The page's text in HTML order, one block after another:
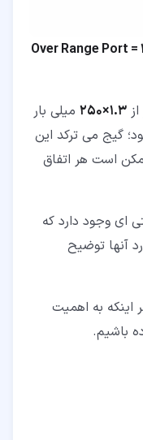
Over Range Port =
1.3×250
میلی بار
گیج می ترکد این
است هر اتفاق
‌ای وجود دارد که
آنها توضیح
اینکه به اهمیت
باشیم.